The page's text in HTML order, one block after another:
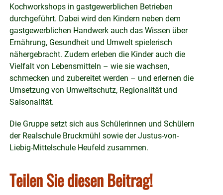
Kochworkshops in gastgewerblichen Betrieben
durchgeführt. Dabei wird den Kindern neben dem
gastgewerblichen Handwerk auch das Wissen über
Ernährung, Gesundheit und Umwelt spielerisch
nähergebracht. Zudem erleben die Kinder auch die
Vielfalt von Lebensmitteln – wie sie wachsen,
schmecken und zubereitet werden – und erlernen die
Umsetzung von Umweltschutz, Regionalität und
Saisonalität.
Die Gruppe setzt sich aus Schülerinnen und Schülern
der Realschule Bruckmühl sowie der Justus-von-
Liebig-Mittelschule Heufeld zusammen.
Teilen Sie diesen Beitrag!